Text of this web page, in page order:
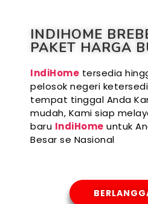
INDIHOME
PAKET HARGA
IndiHome tersedia
pelosok negeri
tempat tinggal Anda
mudah, Kami siap
baru IndiHome untuk
Besar se Nasional